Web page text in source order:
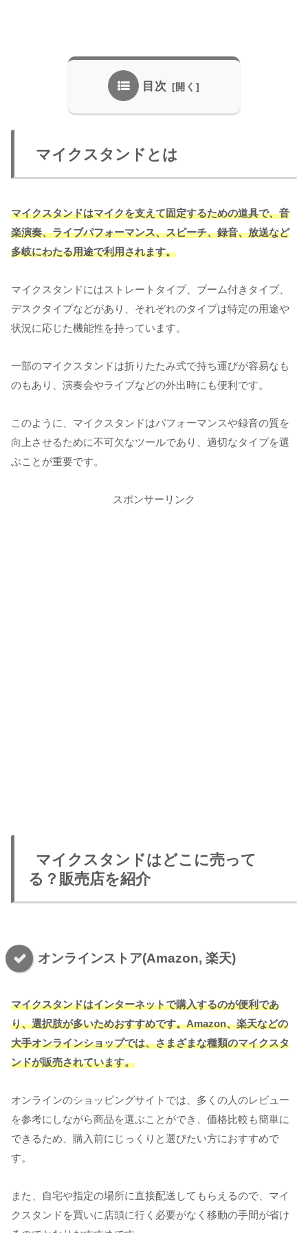
目次
マイクスタンドとは
マイクスタンドはマイクを支えて固定するための道具で、音
楽演奏、ライブパフォーマンス、スピーチ、録音、放送など
多岐にわたる用途で利用されます。
マイクスタンドにはストレートタイプ、ブーム付きタイプ、
デスクタイプなどがあり、それぞれのタイプは特定の用途や
状況に応じた機能性を持っています。
一部のマイクスタンドは折りたたみ式で持ち運びが容易なも
のもあり、演奏会やライブなどの外出時にも便利です。
このように、マイクスタンドはパフォーマンスや録音の質を
向上させるために不可欠なツールであり、適切なタイプを選
ぶことが重要です。
スポンサーリンク
マイクスタンドはどこに売って
る？販売店を紹介
オンラインストア(Amazon, 楽天)
マイクスタンドはインターネットで購入するのが便利であ
り、選択肢が多いためおすすめです。Amazon、楽天などの
大手オンラインショップでは、さまざまな種類のマイクスタ
ンドが販売されています。
オンラインのショッピングサイトでは、多くの人のレビュー
を参考にしながら商品を選ぶことができ、価格比較も簡単に
できるため、購入前にじっくりと選びたい方におすすめで
す。
また、自宅や指定の場所に直接配送してもらえるので、マイ
クスタンドを買いに店頭に行く必要がなく移動の手間が省け